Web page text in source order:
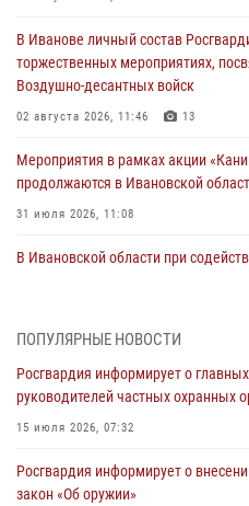
В Иванове личный состав
торжественных мероприятиях,
Воздушно-десантных войск
02 августа 2026, 11:46 13
Мероприятия в рамках акции
продолжаются в Ивановской
31 июля 2026, 11:08
В Ивановской области при
празднования Дня Крещения Руси
28 июля 2026, 08:57
Росгвардии для ивановской
ПОПУЛЯРНЫЕ НОВОСТИ
Росгвардия информирует о
руководителей частных охранных
15 июля 2026, 07:32
Росгвардия информирует о
закон «Об оружии»